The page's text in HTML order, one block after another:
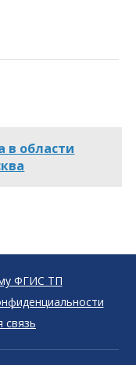
в области
ФГИС ТП
связь